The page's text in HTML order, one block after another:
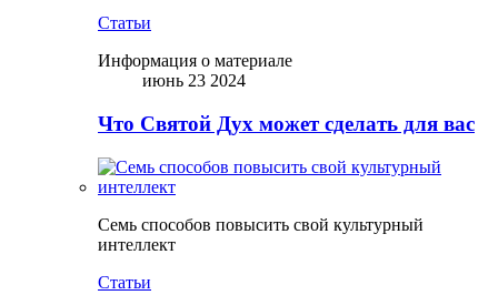
Статьи
Информация о материале
июнь 23 2024
Что Святой Дух может сделать для вас
Семь способов повысить свой культурный
интеллект
Статьи